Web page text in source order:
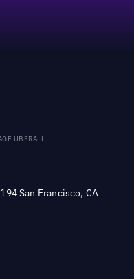
UBERALL
San Francisco, CA